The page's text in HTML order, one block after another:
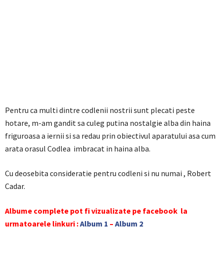
Pentru ca multi dintre codlenii nostrii sunt plecati peste
hotare, m-am gandit sa culeg putina nostalgie alba din haina
friguroasa a iernii si sa redau prin obiectivul aparatului asa cum
arata orasul Codlea imbracat in haina alba.
Cu deosebita consideratie pentru codleni si nu numai , Robert
Cadar.
Albume complete pot fi vizualizate pe facebook la
urmatoarele linkuri :Album 1 – Album 2